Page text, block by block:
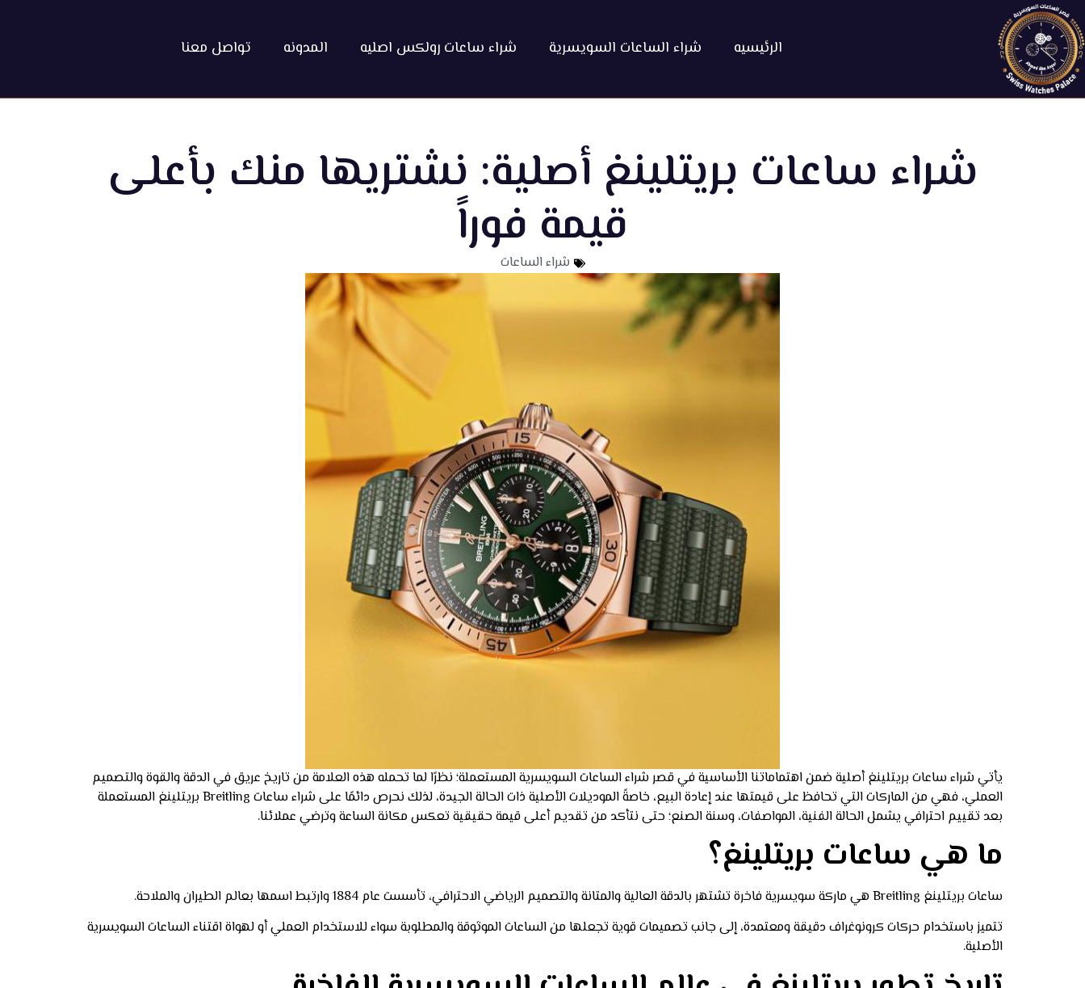
الرئيسيه شراء الساعات السويسرية شراء ساعات رولكس اصليه المدونه تواصل معنا
شراء ساعات بريتلينغ أصلية: نشتريها منك بأعلى
قيمة فوراً
شراء الساعات
يأتي شراء ساعات بريتلينغ أصلية ضمن اهتماماتنا الأساسية في قصر شراء الساعات السويسرية المستعملة؛ نظرًا لما تحمله هذه العلامة من تاريخ عريق في الدقة والقوة والتصميم
العملي، فهي من الماركات التي تحافظ على قيمتها عند إعادة البيع، خاصةً الموديلات الأصلية ذات الحالة الجيدة، لذلك نحرص دائمًا على شراء ساعات Breitling بريتلينغ المستعملة
بعد تقييم احترافي يشمل الحالة الفنية، المواصفات، وسنة الصنع؛ حتى نتأكد من تقديم أعلى قيمة حقيقية تعكس مكانة الساعة وترضي عملائنا.
ما هي ساعات بريتلينغ؟
ساعات بريتلينغ Breitling هي ماركة سويسرية فاخرة تشتهر بالدقة العالية والمتانة والتصميم الرياضي الاحترافي، تأسست عام 1884 وارتبط اسمها بعالم الطيران والملاحة.
تتميز باستخدام حركات كرونوغراف دقيقة ومعتمدة، إلى جانب تصميمات قوية تجعلها من الساعات الموثوقة والمطلوبة سواء للاستخدام العملي أو لهواة اقتناء الساعات السويسرية
الأصلية.